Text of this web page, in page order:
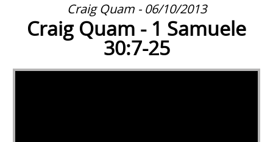
Craig Quam - 06/10/2013
Craig Quam - 1 Samuele
30:7-25